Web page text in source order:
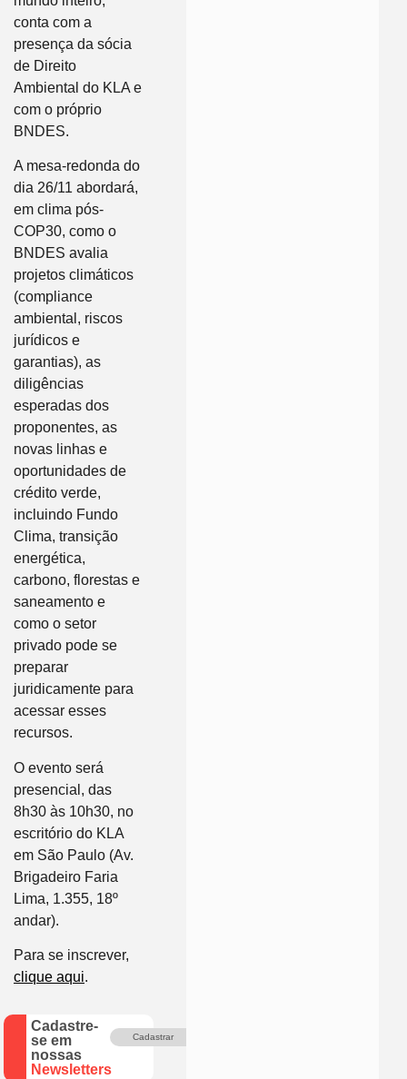
conta com a
presença da sócia
de Direito
Ambiental do KLA e
com o próprio
BNDES.
A mesa-redonda do
dia 26/11 abordará,
em clima pós-
COP30, como o
BNDES avalia
projetos climáticos
(compliance
ambiental, riscos
jurídicos e
garantias), as
diligências
esperadas dos
proponentes, as
novas linhas e
oportunidades de
crédito verde,
incluindo Fundo
Clima, transição
energética,
carbono, florestas e
saneamento e
como o setor
privado pode se
preparar
juridicamente para
acessar esses
recursos.
O evento será
presencial, das
8h30 às 10h30, no
escritório do KLA
em São Paulo (Av.
Brigadeiro Faria
Lima, 1.355, 18º
andar).
Para se inscrever,
clique aqui.
Cadastre-
se em
nossas
Newsletters
Cadastrar